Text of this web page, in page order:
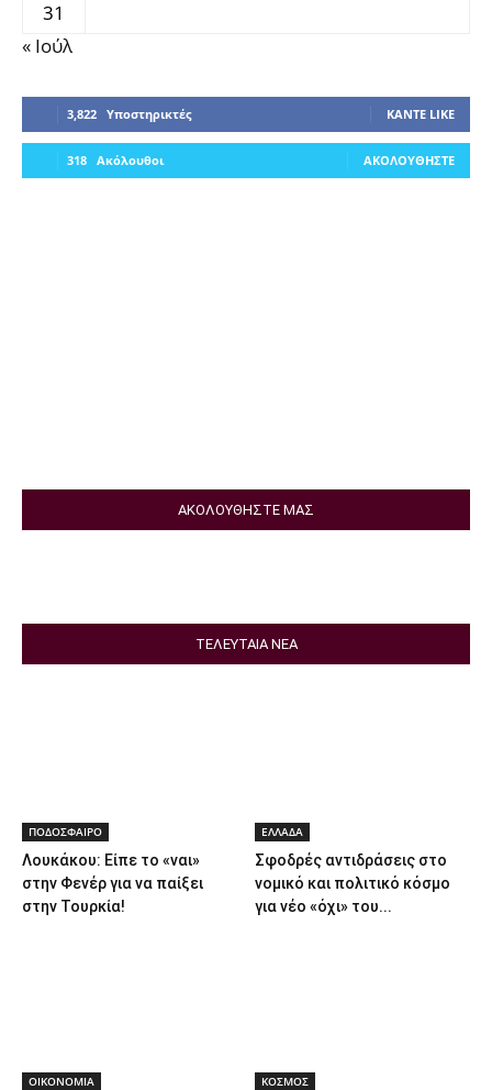
31
« Ιούλ
3,822 Υποστηρικτές ΚΆΝΤΕ LIKE
318 Ακόλουθοι ΑΚΟΛΟΥΘΉΣΤΕ
ΑΚΟΛΟΥΘΗΣΤΕ ΜΑΣ
ΤΕΛΕΥΤΑΙΑ ΝΕΑ
ΠΟΔΟΣΦΑΙΡΟ
Λουκάκου: Είπε το «ναι»
στην Φενέρ για να παίξει
στην Τουρκία!
ΕΛΛΑΔΑ
Σφοδρές αντιδράσεις στο
νομικό και πολιτικό κόσμο
για νέο «όχι» του...
ΟΙΚΟΝΟΜΙΑ ΚΟΣΜΟΣ